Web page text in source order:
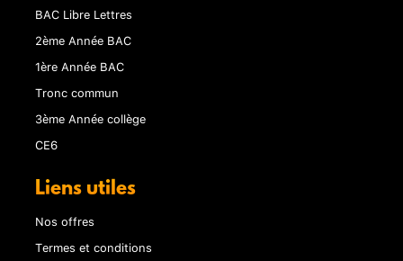
BAC Libre Lettres
2ème Année BAC
1ère Année BAC
Tronc commun
3ème Année collège
CE6
Liens utiles
Nos offres
Termes et conditions